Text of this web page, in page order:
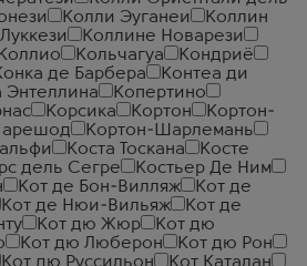
Колли Эуганеи
Коллин
Коллине Новарези
Коллио Кольчагуа
Кондриё
де Барбера
Контеа ди
Энтеллина
Копертино
Корсика Кортон
Кортон-
Кортон-Шарлемань
Коста Тоскана
Косте
дель Сегре
Костьер Де Ним
Кот де Бон-Вилляж
Кот де
Кот де Нюи-Вильяж
Кот де
Кот дю Жюр
Кот дю
Кот дю Люберон
Кот дю Рон